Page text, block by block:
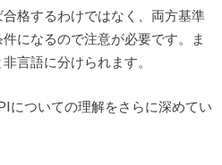
格するわけではなく、両方基準
になるので注意が必要です。ま
言語に分けられます。
についての理解をさらに深めてい